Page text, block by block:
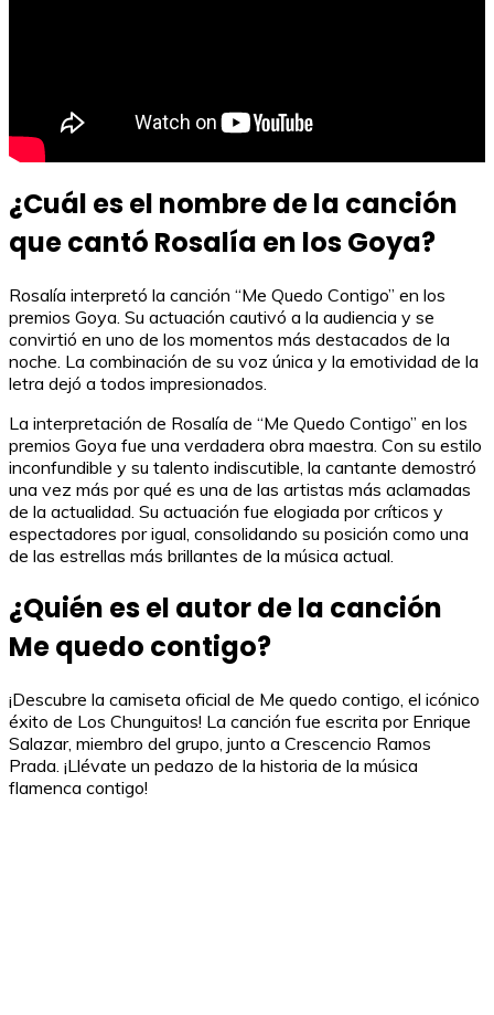
¿Cuál es el nombre de la canción
que cantó Rosalía en los Goya?
Rosalía interpretó la canción “Me Quedo Contigo” en los
premios Goya. Su actuación cautivó a la audiencia y se
convirtió en uno de los momentos más destacados de la
noche. La combinación de su voz única y la emotividad de la
letra dejó a todos impresionados.
La interpretación de Rosalía de “Me Quedo Contigo” en los
premios Goya fue una verdadera obra maestra. Con su estilo
inconfundible y su talento indiscutible, la cantante demostró
una vez más por qué es una de las artistas más aclamadas
de la actualidad. Su actuación fue elogiada por críticos y
espectadores por igual, consolidando su posición como una
de las estrellas más brillantes de la música actual.
¿Quién es el autor de la canción
Me quedo contigo?
¡Descubre la camiseta oficial de Me quedo contigo, el icónico
éxito de Los Chunguitos! La canción fue escrita por Enrique
Salazar, miembro del grupo, junto a Crescencio Ramos
Prada. ¡Llévate un pedazo de la historia de la música
flamenca contigo!